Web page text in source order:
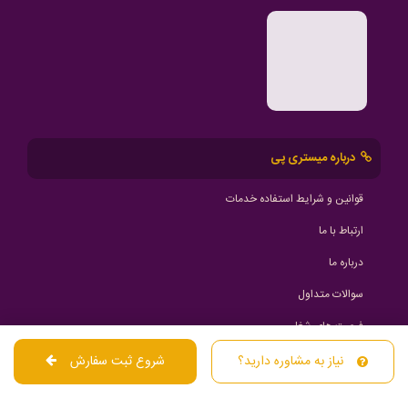
نیاز به مشاوره دارید؟ شروع ثبت سفارش
درباره میستری پی
قوانین و شرایط استفاده خدمات
ارتباط با ما
درباره ما
سوالات متداول
فرصت های شغلی
صفحات اجتماعی